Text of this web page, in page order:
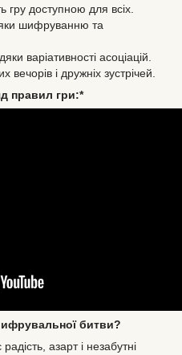
гру доступною для всіх.
шифруванню та
варіативності асоціацій.
вечорів і дружніх зустрічей.
правил гри:*
битви?
азарт і незабутні